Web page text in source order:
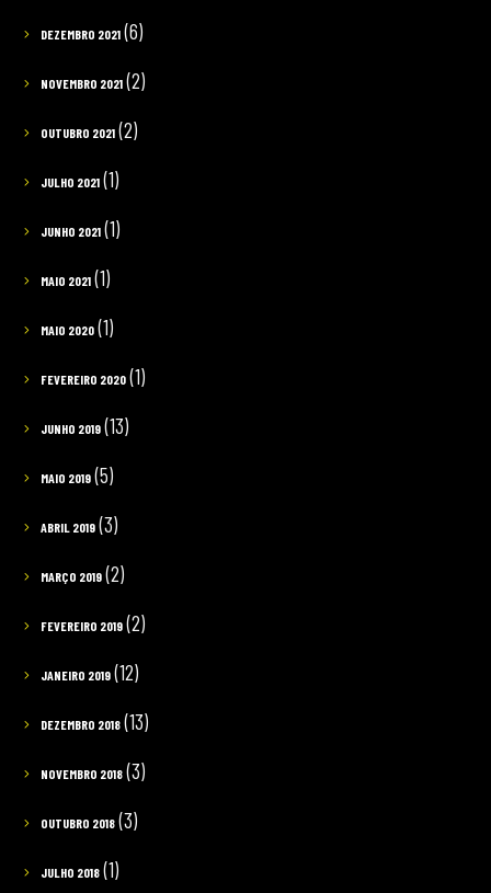
DEZEMBRO 2021(6)
NOVEMBRO 2021(2)
OUTUBRO 2021(2)
JULHO 2021(1)
JUNHO 2021(1)
MAIO 2021(1)
MAIO 2020(1)
FEVEREIRO 2020(1)
JUNHO 2019(13)
MAIO 2019(5)
ABRIL 2019(3)
MARÇO 2019(2)
FEVEREIRO 2019(2)
JANEIRO 2019(12)
DEZEMBRO 2018(13)
NOVEMBRO 2018(3)
OUTUBRO 2018(3)
JULHO 2018(1)